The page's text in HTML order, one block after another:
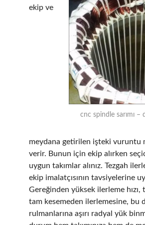
cnc spindle sarımı
ekip ve
meydana getirilen işteki vuruntu
verir. Bunun için ekip alırken
uygun takımlar alınız. Tezgah
ekip imalatçısının tavsiyelerine
Gereğinden yüksek ilerleme hızı,
tam kesemeden ilerlemesine, bu
rulmanlarına aşırı radyal yük